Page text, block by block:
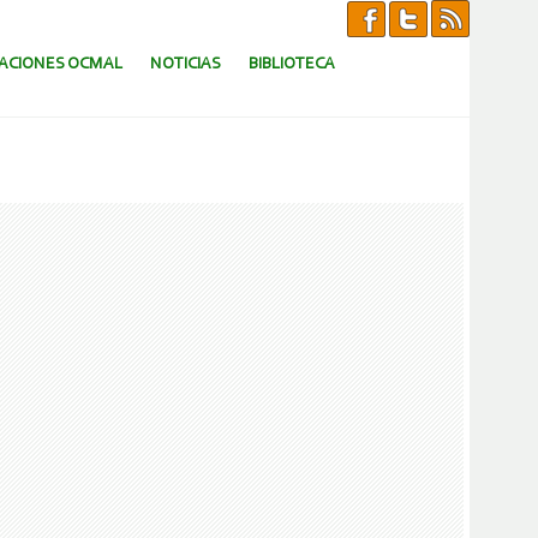
OCMAL NOTICIAS BIBLIOTECA